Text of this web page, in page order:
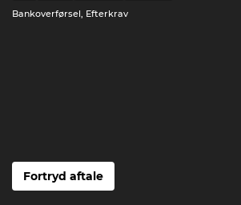
Bankoverførsel, Efterkrav
Fortryd aftale